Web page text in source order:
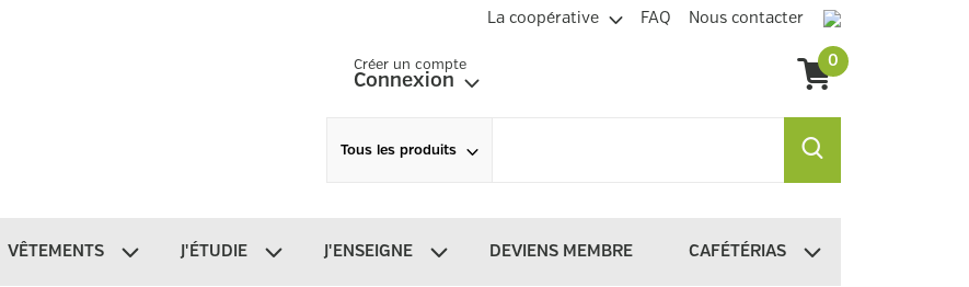
La coopérative FAQ Nous contacter
Créer un compte
Connexion
0
Tous les produits
VÊTEMENTS J'ÉTUDIE J'ENSEIGNE DEVIENS MEMBRE CAFÉTÉRIAS